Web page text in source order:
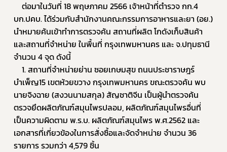
บก.ปคบ. ได้ร่วมกับสำนักงานคณะกรรมการอาหารและยา (อย.)
นำหมายค้นเข้าทำการตรวจค้น สถานที่ผลิต โกดังเก็บสินค้า
และสถานที่จำหน่าย ในพื้นที่ กรุงเทพมหานคร และ จ.ปทุมธานี
จำนวน 4 จุด ดังนี้
บำเพ็ญ15 เขตห้วยขวาง กรุงเทพมหานคร ขณะตรวจค้น พบ
นายจิงฉาย (สงวนนามสกุล) สัญชาติจีน เป็นผู้นำตรวจค้น
ตรวจยึดผลิตภัณฑ์สมุนไพรปลอม, ผลิตภัณฑ์สมุนไพรอื่นที่
เป็นความผิดตาม พ.ร.บ. ผลิตภัณฑ์สมุนไพร พ.ศ.2562 และ
เอกสารที่เกี่ยวข้องในการสั่งซื้อและจัดจำหน่าย จำนวน 36
รายการ รวมกว่า 4,579 ชิ้น